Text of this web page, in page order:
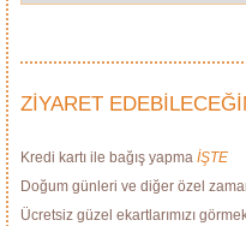
ZİYARET
Kredi kartı ile bağış yapma İŞTE
Doğum günleri ve diğer özel
Ücretsiz güzel ekartlarımızı